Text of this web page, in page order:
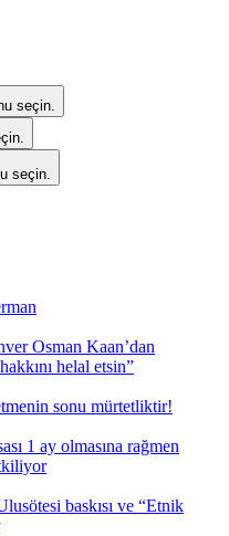
seçin.
seçin.
Osman Kaan’dan
helal etsin”
sonu mürtetliktir!
1 ay olmasına rağmen
baskısı ve “Etnik